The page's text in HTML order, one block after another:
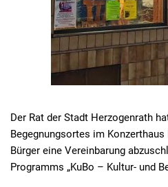
Der Rat der Stadt Herzogenrath
Begegnungsortes im
Bürger eine Vereinbarung
Programms „KuBo – Kultur- und